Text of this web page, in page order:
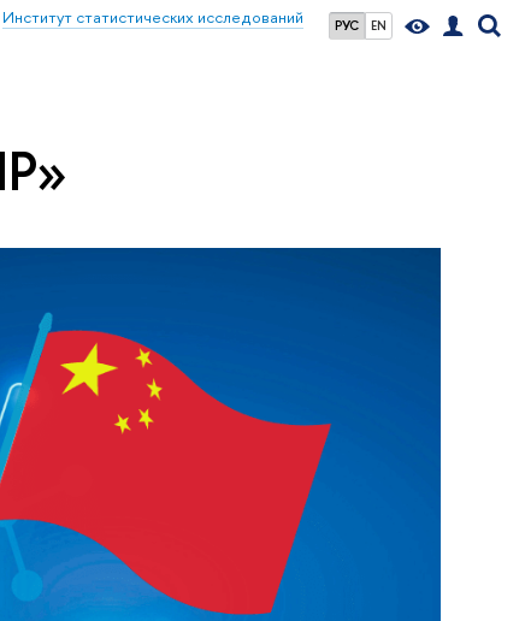
РУС EN
Институт статистических исследований